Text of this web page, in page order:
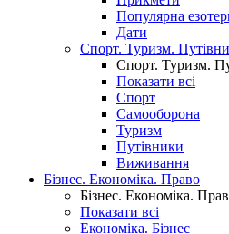
Популярна
Дати
Спорт. Туризм.
Спорт. Туризм.
Показати всі
Спорт
Самооборона
Туризм
Путівники
Виживання
Бізнес. Економіка. Право
Бізнес. Економіка.
Показати всі
Економіка. Бізнес